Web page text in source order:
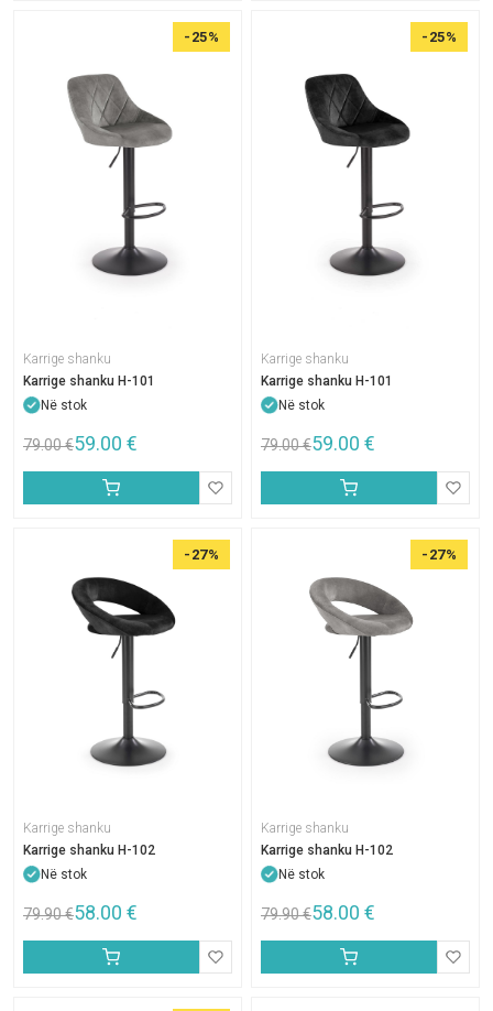
-25%
Karrige shanku
Karrige shanku H-101
Në stok
79.00€59.00 €
-25%
Karrige shanku
Karrige shanku H-101
Në stok
79.00€59.00 €
-27%
Karrige shanku
Karrige shanku H-102
Në stok
79.90€58.00 €
-27%
Karrige shanku
Karrige shanku H-102
Në stok
79.90€58.00 €